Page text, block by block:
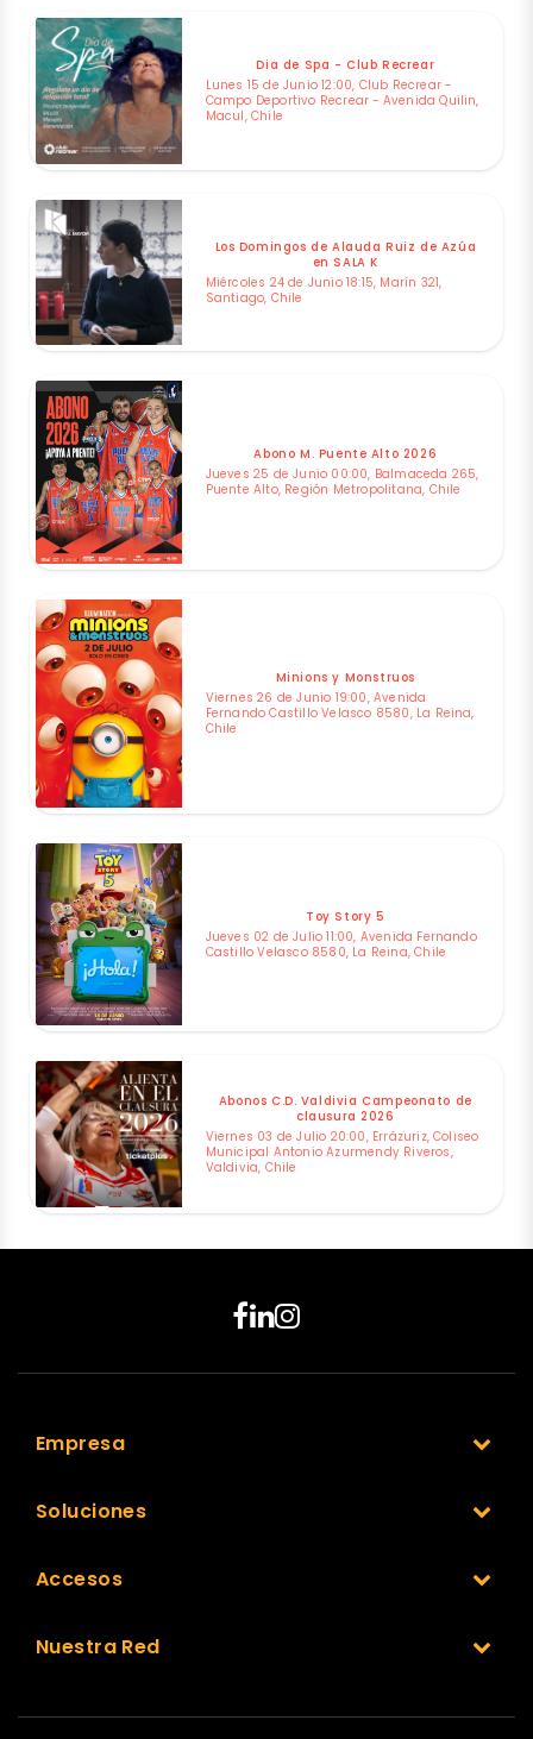
Dia de Spa - Club Recrear
Lunes 15 de Junio 12:00, Club Recrear -
Campo Deportivo Recrear - Avenida Quilin,
Macul, Chile
Los Domingos de Alauda Ruiz de Azúa
en SALA K
Miércoles 24 de Junio 18:15, Marín 321,
Santiago, Chile
Abono M. Puente Alto 2026
Jueves 25 de Junio 00:00, Balmaceda 265,
Puente Alto, Región Metropolitana, Chile
Minions y Monstruos
Viernes 26 de Junio 19:00, Avenida
Fernando Castillo Velasco 8580, La Reina,
Chile
Toy Story 5
Jueves 02 de Julio 11:00, Avenida Fernando
Castillo Velasco 8580, La Reina, Chile
Abonos C.D. Valdivia Campeonato de
clausura 2026
Viernes 03 de Julio 20:00, Errázuriz, Coliseo
Municipal Antonio Azurmendy Riveros,
Valdivia, Chile
Empresa
Soluciones
Accesos
Nuestra Red